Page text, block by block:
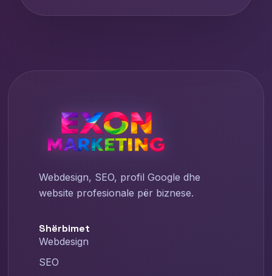
Webdesign, SEO, profil Google dhe
website profesionale për biznese.
Shërbimet
Webdesign
SEO